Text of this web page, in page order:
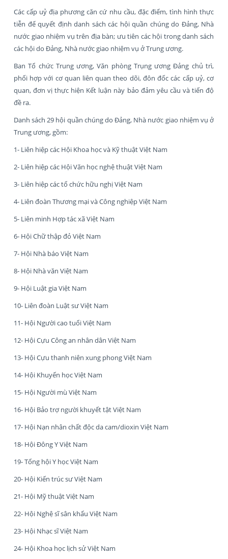
Các cấp uỷ địa phương căn cứ nhu cầu, đặc điểm, tình hình thực
tiễn để quyết định danh sách các hội quần chúng do Đảng, Nhà
nước giao nhiệm vụ trên địa bàn; ưu tiên các hội trong danh sách
các hội do Đảng, Nhà nước giao nhiệm vụ ở Trung ương.
Ban Tổ chức Trung ương, Văn phòng Trụng ương Đảng chủ trì,
phối hợp với cơ quan liên quan theo dõi, đôn đốc các cấp uỷ, cơ
quan, đơn vị thực hiện Kết luận này bảo đảm yêu cầu và tiến độ
đề ra.
Danh sách 29 hội quần chúng do Đảng, Nhà nước giao nhiệm vụ ở
Trung ương, gồm:
1- Liên hiệp các Hội Khoa học và Kỹ thuật Việt Nam
2- Liên hiệp các Hội Văn học nghệ thuật Việt Nam
3- Liên hiệp các tổ chức hữu nghị Việt Nam
4- Liên đoàn Thương mại và Công nghiệp Việt Nam
5- Liên minh Hợp tác xã Việt Nam
6- Hội Chữ thập đỏ Việt Nam
7- Hội Nhà báo Việt Nam
8- Hội Nhà văn Việt Nam
9- Hội Luật gia Việt Nam
10- Liên đoàn Luật sư Việt Nam
11- Hội Người cao tuổi Việt Nam
12- Hội Cựu Công an nhân dân Việt Nam
13- Hội Cựu thanh niên xung phong Việt Nam
14- Hội Khuyến học Việt Nam
15- Hội Người mù Việt Nam
16- Hội Bảo trợ người khuyết tật Việt Nam
17- Hội Nạn nhân chất độc da cam/dioxin Việt Nam
18- Hội Đông Y Việt Nam
19- Tổng hội Y học Việt Nam
20- Hội Kiến trúc sư Việt Nam
21- Hội Mỹ thuật Việt Nam
22- Hội Nghệ sĩ sân khấu Việt Nam
23- Hội Nhạc sĩ Việt Nam
24- Hội Khoa học lịch sử Việt Nam